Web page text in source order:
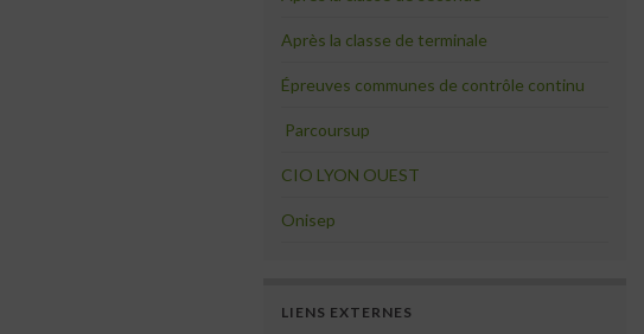
Après la classe de terminale
Épreuves communes de contrôle continu
Parcoursup
CIO LYON OUEST
Onisep
LIENS EXTERNES